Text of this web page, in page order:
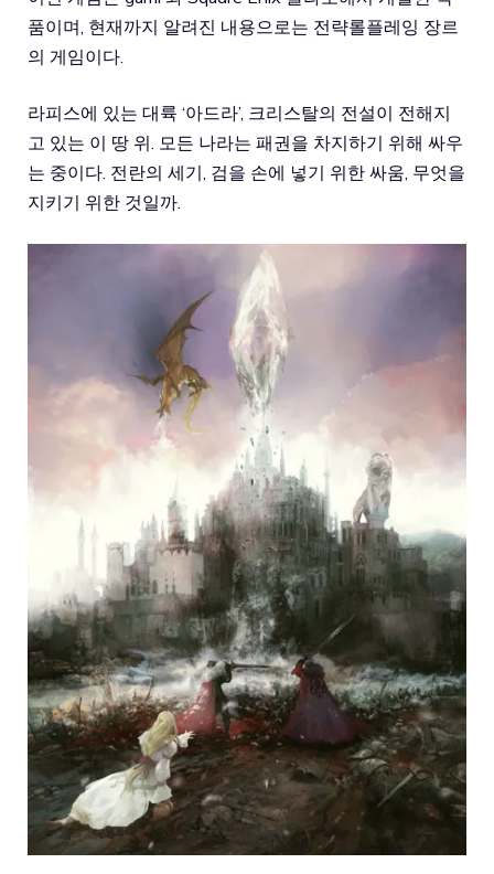
품이며, 현재까지 알려진 내용으로는 전략롤플레잉 장르
의 게임이다.
라피스에 있는 대륙 ‘아드라’, 크리스탈의 전설이 전해지
고 있는 이 땅 위. 모든 나라는 패권을 차지하기 위해 싸우
는 중이다. 전란의 세기, 검을 손에 넣기 위한 싸움, 무엇을
지키기 위한 것일까.